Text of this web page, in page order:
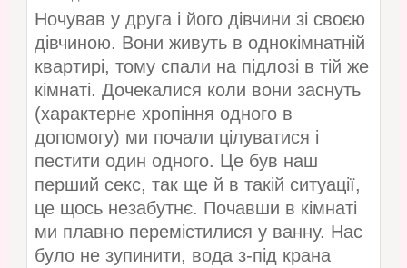
Ночував у друга і його дівчини зі своєю
дівчиною. Вони живуть в однокімнатній
квартирі, тому спали на підлозі в тій же
кімнаті. Дочекалися коли вони заснуть
(характерне хропіння одного в
допомогу) ми почали цілуватися і
пестити один одного. Це був наш
перший секс, так ще й в такій ситуації,
це щось незабутнє. Почавши в кімнаті
ми плавно перемістилися у ванну. Нас
було не зупинити, вода з-під крана